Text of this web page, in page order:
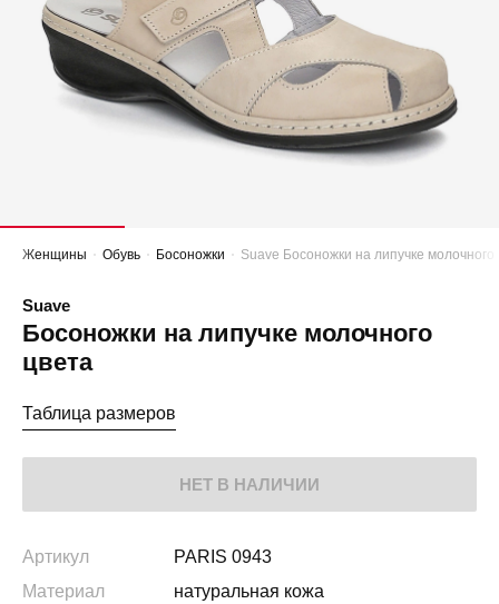
Женщины Обувь Босоножки Suave Босоножки на липучке молочного
Suave
Босоножки на липучке молочного
цвета
Таблица размеров
НЕТ В НАЛИЧИИ
Артикул
PARIS 0943
Материал
натуральная кожа